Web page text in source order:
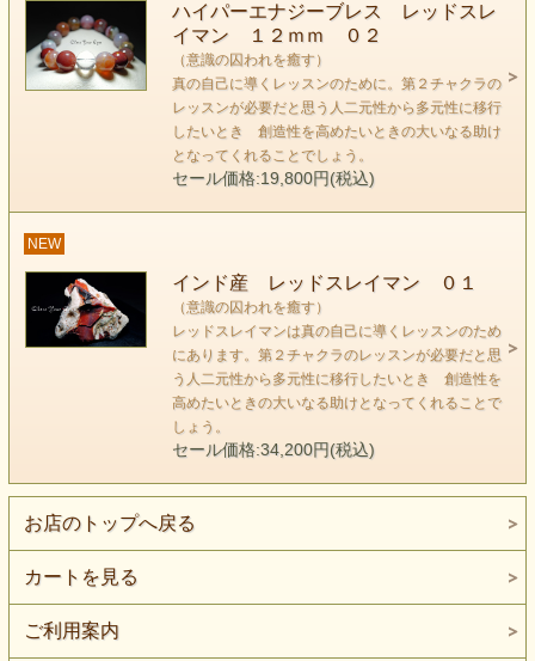
置
つまり第２チャクラは人間関係の問題にも関連しています。
現実社会はどうしても自分と相手という二元性の中に
存在していると思いがちです。しかし 本当は全て
自分の目線の中でしか存在していないことに私たちは気づき
ません。
真の自己とは何でしょうか？本当はどうしたいのでしょう
ハイパーエナジーブレス レッドスレ
イマン １２ｍｍ ０２
（意識の囚われを癒す）
真の自己に導くレッスンのために。第２チャクラの
レッスンが必要だと思う人二元性から多元性に移行
したいとき 創造性を高めたいときの大いなる助け
となってくれることでしょう。
セール価格:19,800円(税込)
NEW
インド産 レッドスレイマン ０１
（意識の囚われを癒す）
レッドスレイマンは真の自己に導くレッスンのため
にあります。第２チャクラのレッスンが必要だと思
う人二元性から多元性に移行したいとき 創造性を
高めたいときの大いなる助けとなってくれることで
しょう。
セール価格:34,200円(税込)
お店のトップへ戻る
カートを見る
ご利用案内